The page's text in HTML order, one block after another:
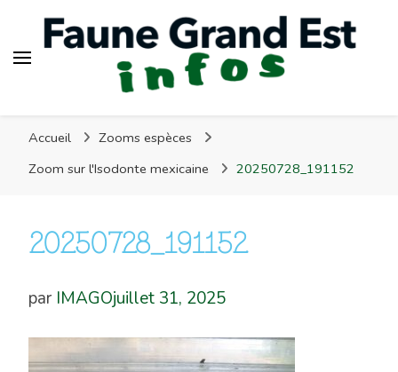
Accueil
Zooms espèces
Zoom sur l'Isodonte mexicaine
20250728_191152
20250728_191152
par IMAGOjuillet 31, 2025